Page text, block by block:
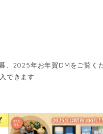
、2025年お年賀DMをご覧く
できます